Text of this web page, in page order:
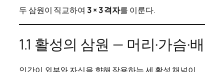
두 삼원이 직교하여 3 × 3 격자를 이룬다.
1.1 활성의 삼원 — 머리·가슴·배